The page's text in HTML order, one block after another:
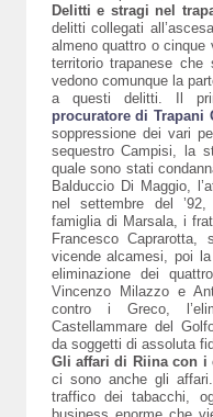
Delitti e stragi nel
delitti collegati
almeno quattro o cinque
territorio trapanese
vedono comunque la
a questi delitti. Il
procuratore di Trapani
soppressione dei vari
sequestro Campisi, la
quale sono stati
Balduccio Di Maggio,
nel settembre del
famiglia di Marsala, i
Francesco
vicende alcamesi, poi
eliminazione dei
Vincenzo Milazzo e
contro i Greco,
Castellammare del
da soggetti di assoluta
Gli affari di Riina con i
ci sono anche gli
traffico dei tabacchi,
business enorme che